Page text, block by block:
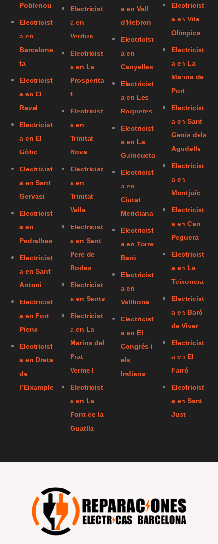
Poblenou
Electricist
a en
Barcelone
ta
Electricist
a en El
Raval
Electricist
a en El
Gòtic
Electricist
a en Sant
Gervasi
Electricist
a en
Pedralbes
Electricist
a en Sant
Antoni
Electricist
a en Fort
Pienc
Electricist
a en Dreta
de
l’Eixample
Electricist
a en
Verdun
Electricist
a en La
Prosperita
t
Electricist
a en
Trinitat
Nova
Electricist
a en
Trinitat
Vella
Electricist
a en Sant
Pere de
Rodes
Electricist
a en Sants
Electricist
a en La
Marina del
Prat
Vermell
Electricist
a en La
Font de la
Guatlla
a en Vall
d’Hebron
Electricist
a en
Canyelles
Electricist
a en Les
Roquetes
Electricist
a en La
Guineueta
Electricist
a en
Ciutat
Meridiana
Electricist
a en Torre
Baró
Electricist
a en
Vallbona
Electricist
a en El
Congrés i
els
Indians
Electricist
a en Vila
Olímpica
Electricist
a en La
Marina de
Port
Electricist
a en Sant
Genís dels
Agudells
Electricist
a en
Montjuïc
Electricist
a en Can
Peguera
Electricist
a en La
Teixonera
Electricist
a en Baró
de Viver
Electricist
a en El
Farró
Electricist
a en Sant
Just